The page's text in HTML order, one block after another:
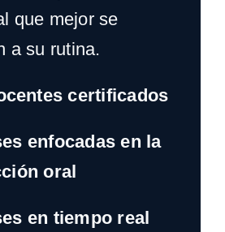
que mejor se
a su rutina.
certificados
enfocadas en la
oral
en tiempo real